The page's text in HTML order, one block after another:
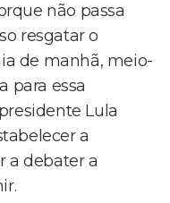
não passa
resgatar o
de manhã, meio-
para essa
Lula
a
a debater a